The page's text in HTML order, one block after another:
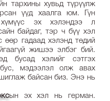
тархины хувьд түрүүлж
үүд хаалга юм. Гүн
хүмүүс эх хэлэндээ л
байдаг, тэр ч бүү хэл
өөр гадаад хэлэнд төдий
жишээ элбэг бий.
бусад хэлийг сэтгэх
мэдээлэл олж авах
байсан биз. Энэ нь
ын эх хэл нь герман.